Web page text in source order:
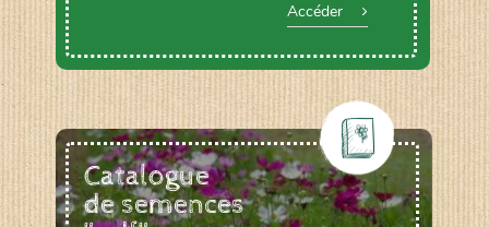
Accéder
Catalogue
de semences